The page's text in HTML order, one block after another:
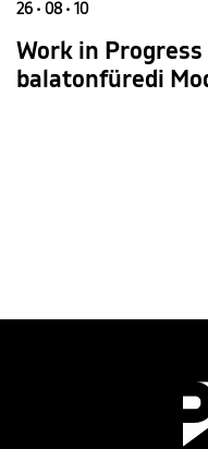
26 • 08 • 10
Work in Progress
balatonfüredi